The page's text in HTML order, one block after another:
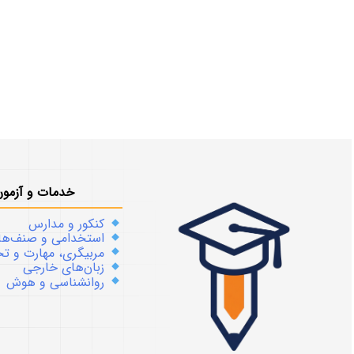
خدمات و
کنکور و مدارس
استخدامی و
مربیگری، مهارت
زبان‌های خارجی
روانشناسی و هوش